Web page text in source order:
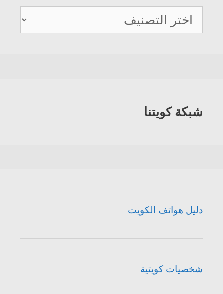
دليل
هواتف
شبكة كويتنا
دليل هواتف الكويت
شخصيات كويتية